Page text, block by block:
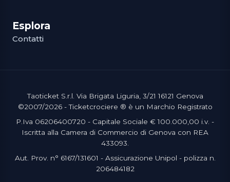
Esplora
Contatti
Taoticket S.r.l. Via Brigata Liguria, 3/21 16121 Genova
©2007/2026 - Ticketcrociere ® è un Marchio Registrato
P.Iva 06206400720 - Capitale Sociale € 100.000,00 i.v. -
Iscritta alla Camera di Commercio di Genova con REA
433093.
Aut. Prov. n° 6167/131601 - Assicurazione Unipol - polizza n.
206484182